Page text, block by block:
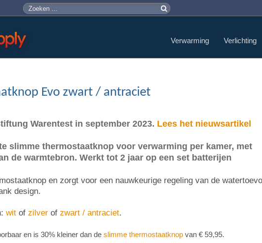
Zoekveld
Zoeken
Verwarming Verlichting
Evo zwart / antraciet
Warentest in september 2023. Lees het nieuwsartikel
slimme thermostaatknop voor verwarming per kamer, met
de warmtebron. Werkt tot 2 jaar op een set batterijen
en zorgt voor een nauwkeurige regeling van de
design.
wit of zilver of zwart / antraciet.
en is 30% kleiner dan de slimme thermostaatknop van € 59,95.